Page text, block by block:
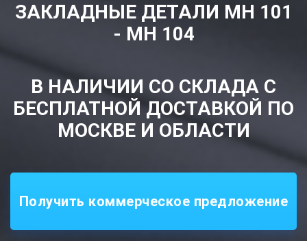
ЗАКЛАДНЫЕ ДЕТАЛИ МН 101
- МН 104
В НАЛИЧИИ СО СКЛАДА С
БЕСПЛАТНОЙ ДОСТАВКОЙ ПО
МОСКВЕ И ОБЛАСТИ
Получить коммерческое предложение